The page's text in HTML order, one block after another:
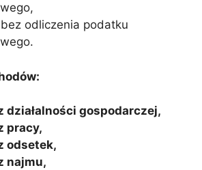
odliczenia podatku
działalności gospodarczej,
pracy,
odsetek,
najmu,